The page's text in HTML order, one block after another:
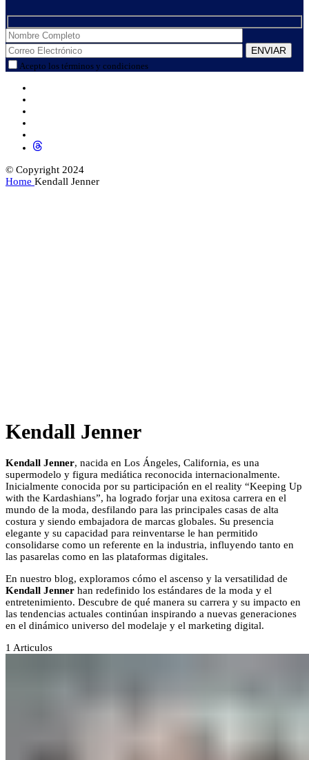
Acepto los términos y condiciones
© Copyright 2024
Home Kendall Jenner
Kendall Jenner
Kendall Jenner, nacida en Los Ángeles, California, es una
supermodelo y figura mediática reconocida internacionalmente.
Inicialmente conocida por su participación en el reality “Keeping Up
with the Kardashians”, ha logrado forjar una exitosa carrera en el
mundo de la moda, desfilando para las principales casas de alta
costura y siendo embajadora de marcas globales. Su presencia
elegante y su capacidad para reinventarse le han permitido
consolidarse como un referente en la industria, influyendo tanto en
las pasarelas como en las plataformas digitales.
En nuestro blog, exploramos cómo el ascenso y la versatilidad de
Kendall Jenner han redefinido los estándares de la moda y el
entretenimiento. Descubre de qué manera su carrera y su impacto en
las tendencias actuales continúan inspirando a nuevas generaciones
en el dinámico universo del modelaje y el marketing digital.
1 Articulos